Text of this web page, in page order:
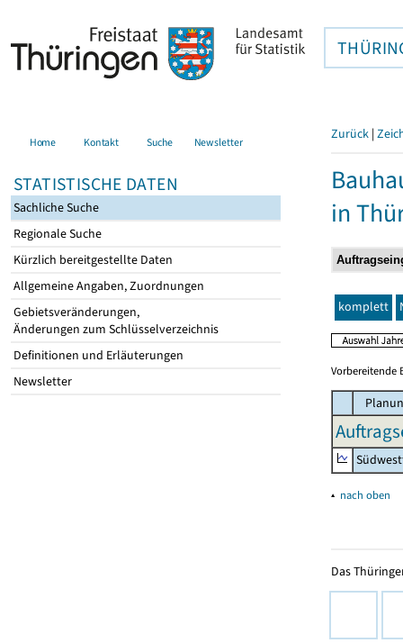
Home Kontakt Suche Newsletter
STATISTISCHE DATEN
Sachliche Suche
Regionale Suche
Kürzlich bereitgestellte Daten
Allgemeine Angaben, Zuordnungen
Gebietsveränderungen,
Änderungen zum Schlüsselverzeichnis
Definitionen und Erläuterungen
Newsletter
Zurück |
in
komplett
Vorbereitende
▴ nach oben
Das